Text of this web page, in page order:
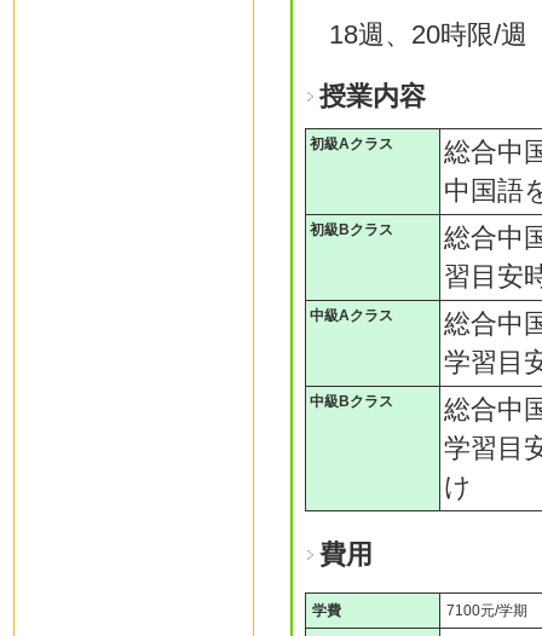
18週、20時限/週
授業内容
初級Aクラス
総合中
中国語
初級Bクラス
総合中
習目安
中級Aクラス
総合中
学習目
中級Bクラス
総合中
学習目
け
費用
学費 7100元/学期